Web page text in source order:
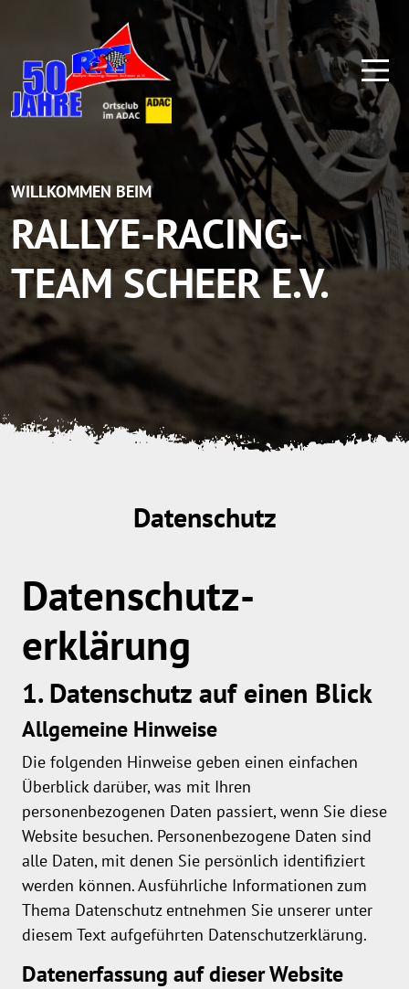
WILLKOMMEN BEIM
RALLYE-RACING-
TEAM SCHEER E.V.
Datenschutz
Datenschutz­
erklärung
1. Datenschutz auf einen Blick
Allgemeine Hinweise
Die folgenden Hinweise geben einen einfachen
Überblick darüber, was mit Ihren
personenbezogenen Daten passiert, wenn Sie diese
Website besuchen. Personenbezogene Daten sind
alle Daten, mit denen Sie persönlich identifiziert
werden können. Ausführliche Informationen zum
Thema Datenschutz entnehmen Sie unserer unter
diesem Text aufgeführten Datenschutzerklärung.
Datenerfassung auf dieser Website